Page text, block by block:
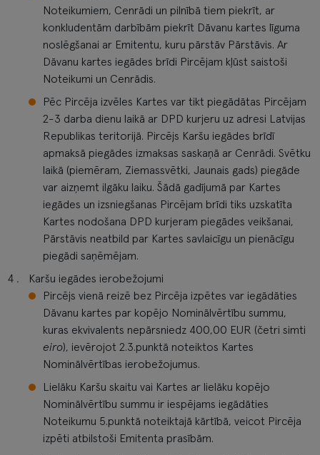
Noteikumiem, Cenrādi un pilnībā tiem piekrīt, ar
konkludentām darbībām piekrīt Dāvanu kartes līguma
noslēgšanai ar Emitentu, kuru pārstāv Pārstāvis. Ar
Dāvanu kartes iegādes brīdi Pircējam kļūst saistoši
Noteikumi un Cenrādis.
Pēc Pircēja izvēles Kartes var tikt piegādātas Pircējam
2-3 darba dienu laikā ar DPD kurjeru uz adresi Latvijas
Republikas teritorijā. Pircējs Karšu iegādes brīdī
apmaksā piegādes izmaksas saskaņā ar Cenrādi. Svētku
laikā (piemēram, Ziemassvētki, Jaunais gads) piegāde
var aizņemt ilgāku laiku. Šādā gadījumā par Kartes
iegādes un izsniegšanas Pircējam brīdi tiks uzskatīta
Kartes nodošana DPD kurjeram piegādes veikšanai,
Pārstāvis neatbild par Kartes savlaicīgu un pienācīgu
piegādi saņēmējam.
Karšu iegādes ierobežojumi
Pircējs vienā reizē bez Pircēja izpētes var iegādāties
Dāvanu kartes par kopējo Nominālvērtību summu,
kuras ekvivalents nepārsniedz 400,00 EUR (četri simti
eiro), ievērojot 2.3.punktā noteiktos Kartes
Nominālvērtības ierobežojumus.
Lielāku Karšu skaitu vai Kartes ar lielāku kopējo
Nominālvērtību summu ir iespējams iegādāties
Noteikumu 5.punktā noteiktajā kārtībā, veicot Pircēja
izpēti atbilstoši Emitenta prasībām.